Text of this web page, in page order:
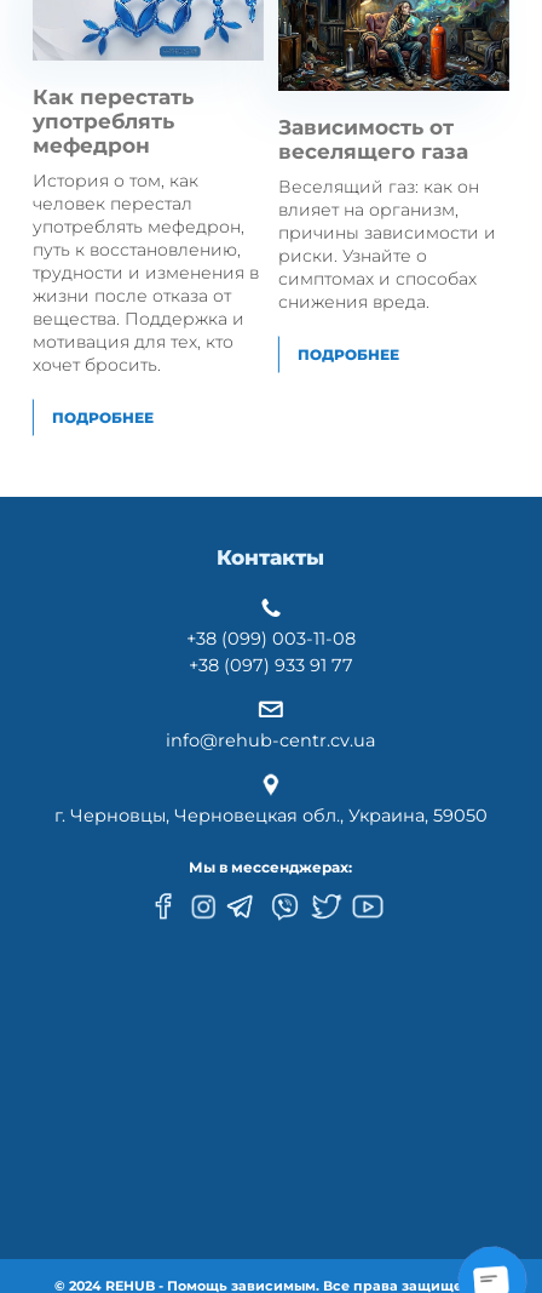
Как перестать
употреблять
мефедрон
История о том, как
человек перестал
употреблять мефедрон,
путь к восстановлению,
трудности и изменения в
жизни после отказа от
вещества. Поддержка и
мотивация для тех, кто
хочет бросить.
ПОДРОБНЕЕ
Зависимость от
веселящего газа
Веселящий газ: как он
влияет на организм,
причины зависимости и
риски. Узнайте о
симптомах и способах
снижения вреда.
ПОДРОБНЕЕ
Контакты
+38 (099) 003-11-08
+38 (097) 933 91 77
info@rehub-centr.cv.ua
г. Черновцы, Черновецкая обл., Украина, 59050
Мы в мессенджерах:
© 2024 REHUB - Помощь зависимым. Все права защищены.